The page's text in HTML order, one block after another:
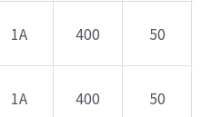
1A 400 50
1A 400 50